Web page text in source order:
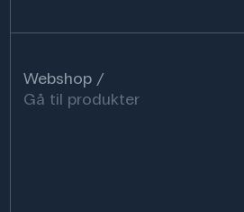
Webshop
Gå til produkter